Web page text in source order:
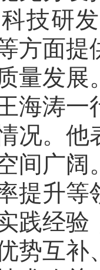
技研
方面提
量发展
海涛一
况。
间广阔
提升等
践经验
势互